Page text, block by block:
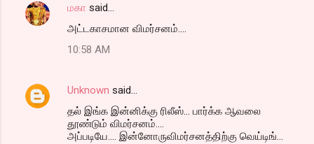
மகா said…
அட்டகாசமான விமர்சனம்....
10:58 AM
Unknown said…
தல் இங்க இன்னிக்கு ரிலீஸ்... பார்க்க ஆவலை
தூண்டும் விமர்சனம்....
அப்படியே.... இன்னோருவிமர்சனத்திற்கு வெய்டிங்...